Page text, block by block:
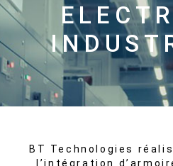
BT Technologies
l’intégration